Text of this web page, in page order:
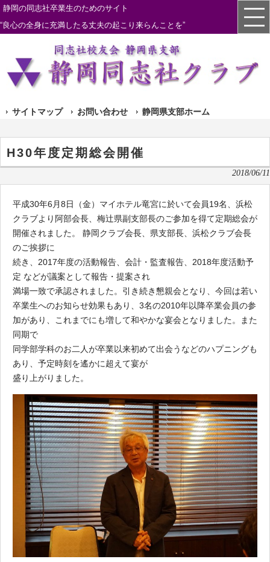
静岡の同志社卒業生のためのサイト
“良心の全身に充満したる丈夫の起こり来らんことを”
サイトマップ お問い合わせ 静岡県支部ホーム
H30年度定期総会開催
2018/06/11
平成30年6月8日（金）マイホテル竜宮に於いて会員19名、浜松
クラブより阿部会長、梅辻県副支部長のご参加を得て定期総会が
開催されました。 静岡クラブ会長、県支部長、浜松クラブ会長
のご挨拶に
続き、2017年度の活動報告、会計・監査報告、2018年度活動予
定 などが議案として報告・提案され
満場一致で承認されました。引き続き懇親会となり、今回は若い
卒業生へのお知らせ効果もあり、3名の2010年以降卒業会員の参
加があり、これまでにも増して和やかな宴会となりました。また
同期で
同学部学科のお二人が卒業以来初めて出会うなどのハプニングも
あり、予定時刻を遙かに超えて宴が
盛り上がりました。